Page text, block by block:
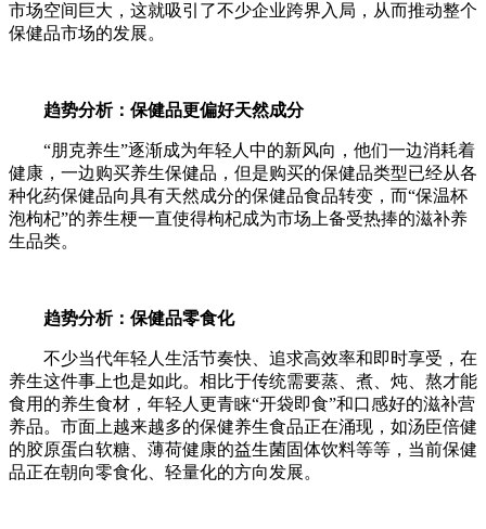
市场空间巨大，这就吸引了不少企业跨界入局，从而推动整个
保健品市场的发展。
趋势分析：保健品更偏好天然成分
“朋克养生”逐渐成为年轻人中的新风向，他们一边消耗着
健康，一边购买养生保健品，但是购买的保健品类型已经从各
种化药保健品向具有天然成分的保健品食品转变，而“保温杯
泡枸杞”的养生梗一直使得枸杞成为市场上备受热捧的滋补养
生品类。
趋势分析：保健品零食化
不少当代年轻人生活节奏快、追求高效率和即时享受，在
养生这件事上也是如此。相比于传统需要蒸、煮、炖、熬才能
食用的养生食材，年轻人更青睐“开袋即食”和口感好的滋补营
养品。市面上越来越多的保健养生食品正在涌现，如汤臣倍健
的胶原蛋白软糖、薄荷健康的益生菌固体饮料等等，当前保健
品正在朝向零食化、轻量化的方向发展。